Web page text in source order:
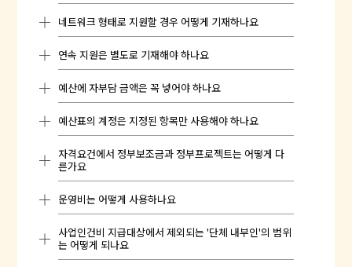
1. 등록단체의 활동증빙은 기본적으로 제출한 등록증
차 확인합니다.
2. 미등록단체의 활동증빙은 단체명과 설립일이 함께
표기된 창립행사의 사진 파일이나, 같은 내용의 언론
보도 자료 혹은 홈페이지나 SNS등의 스캔/캡쳐 파일
네트워크 형태로 지원할 경우 어떻게 기재하나요
단체 네트워크로 신청하실 경우, 접수항목의 [단체
연속 지원은 별도로 기재해야 하나요
<2023>에 선정되어 수행한 단체가 2024년 지원사
않아도 됩니다.
다만, 프로젝트의 연속 수행 필요성을 강조하시려면
접수항목의 <프로젝트 개요>에 관련 내용을 기재해
주시면 됩니다.
예산에 자부담 금액은 꼭 넣어야 하나요
예산상의 자부담 항목은 전체 프로젝트의 규모를 파
자부담없이 지원금액(최대 2천만원)만으로 프로젝
트 예산을 수립하셔도 되고, 자부담을 포함하여 2천
만원을 초과하는 예산을 수립하셔도 됩니다.
자부담 항목은 결과보고시 증빙하지 않아도 됩니다.
예산표의 계정은 지정된 항목만 사용해야 하나요
안내된 예산표상의 계정항목은 지정된 내용으로만
가능합니다.
지정된 계정항목은 아래와 같습니다.
1. 사업회의비 : 회의 관련 장소 대관/대여료, 식비, 다
과비 등. [예] 행사의 장소 대관비·식비·다과비도 사
자격요건에서 정부보조금과 정부프로젝트는 어떻게 다
른가요
정부보조금은 일자리사업이나 돌봄사업, 환경개선사
는 사회/복지 서비스 보조금사업에 참여하여 받은 지
원금을 말합니다.
운영비는 어떻게 사용하나요
변화의시나리오프로젝트지원사업은 단체가 프로젝
트를 원활하게 수행할 수 있도록 담당자의 인건비를
사업인건비 지급대상에서 제외되는 '단체 내부인'의 범위
는 어떻게 되나요